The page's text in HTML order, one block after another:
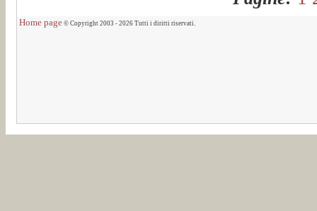
Home page © Copyright 2003 - 2026 Tutti i diritti riservati.